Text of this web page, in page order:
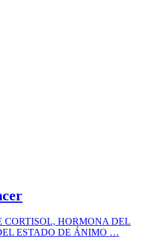
HORMONA DEL
ESTADO DE ÁNIMO …